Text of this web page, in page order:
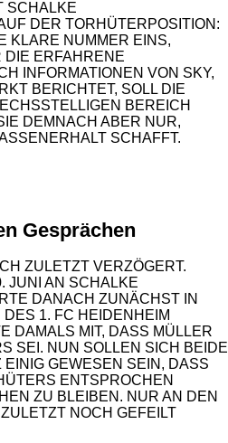
SCHALKE
DER TORHÜTERPOSITION:
KLARE NUMMER EINS,
DIE ERFAHRENE
INFORMATIONEN VON SKY,
BERICHTET, SOLL DIE
BEREICH
DEMNACH ABER NUR,
SCHAFFT.
Gesprächen
ZULETZT VERZÖGERT.
JUNI AN SCHALKE
DANACH ZUNÄCHST IN
1. FC HEIDENHEIM
DAMALS MIT, DASS MÜLLER
SEI. NUN SOLLEN SICH BEIDE
GEWESEN SEIN, DASS
ENTSPROCHEN
ZU BLEIBEN. NUR AN DEN
NOCH GEFEILT